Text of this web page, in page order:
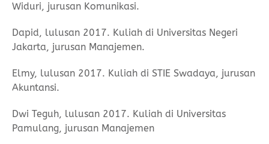
Widuri, jurusan Komunikasi.
Dapid, lulusan 2017. Kuliah di Universitas Negeri
Jakarta, jurusan Manajemen.
Elmy, lulusan 2017. Kuliah di STIE Swadaya, jurusan
Akuntansi.
Dwi Teguh, lulusan 2017. Kuliah di Universitas
Pamulang, jurusan Manajemen